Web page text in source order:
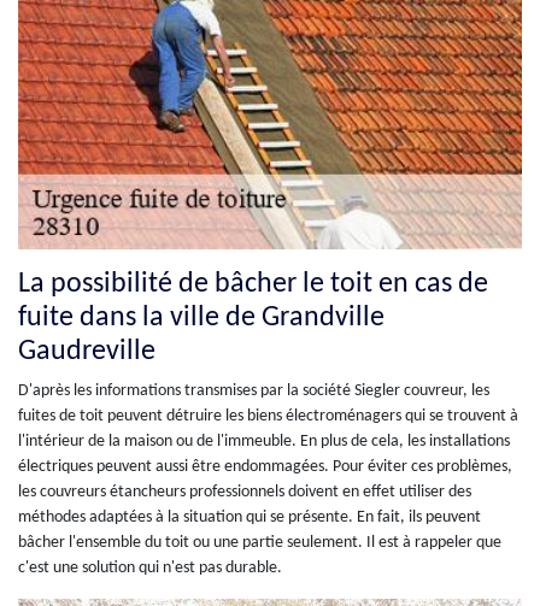
La possibilité de bâcher le toit en cas de
fuite dans la ville de Grandville
Gaudreville
D'après les informations transmises par la société Siegler couvreur, les
fuites de toit peuvent détruire les biens électroménagers qui se trouvent à
l'intérieur de la maison ou de l'immeuble. En plus de cela, les installations
électriques peuvent aussi être endommagées. Pour éviter ces problèmes,
les couvreurs étancheurs professionnels doivent en effet utiliser des
méthodes adaptées à la situation qui se présente. En fait, ils peuvent
bâcher l'ensemble du toit ou une partie seulement. Il est à rappeler que
c'est une solution qui n'est pas durable.